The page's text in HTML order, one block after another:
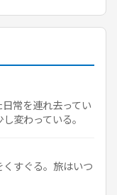
常を連れ去ってい
変わっている。
すぐる。旅はいつ